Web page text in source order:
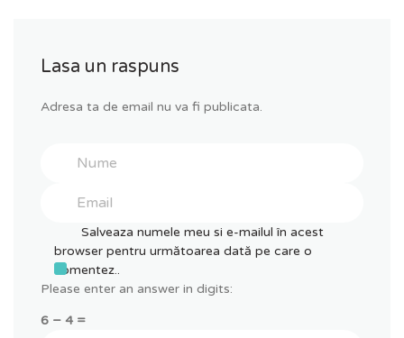
Lasa un raspuns
Adresa ta de email nu va fi publicata.
Salveaza numele meu si e-mailul în acest
browser pentru următoarea dată pe care o
comentez..
Please enter an answer in digits:
6 − 4 =